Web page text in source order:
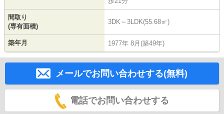
間取り
(専有面積)
3DK～3LDK(55.68㎡)
築年月 1977年 8月(築49年)
メールでお問い合わせする(無料)
電話でお問い合わせする